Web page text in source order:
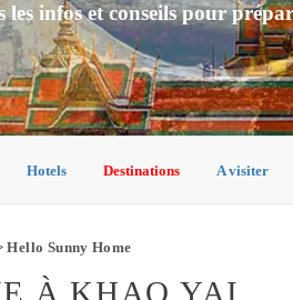
les infos et conseils pour
Hotels Destinations A visiter
Hello Sunny Home
À KHAO YAI